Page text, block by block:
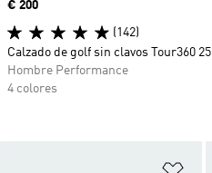
Precio
€ 200
(142)
Calzado de golf sin clavos Tour360 25
Hombre Performance
4 colores